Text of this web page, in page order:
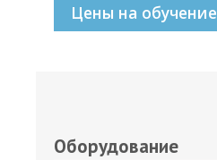
Цены на обучение
Оборудование